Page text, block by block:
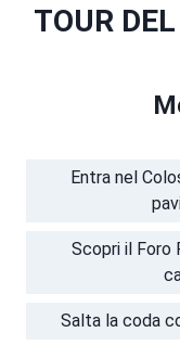
TOUR
Entra nel
Scopri il Foro
Salta la coda